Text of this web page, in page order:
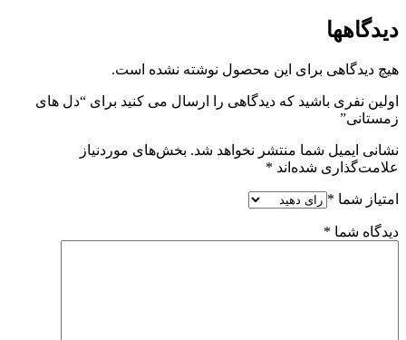
دیدگاهها
هیچ دیدگاهی برای این محصول نوشته نشده است.
اولین نفری باشید که دیدگاهی را ارسال می کنید برای “دل های
زمستانی”
نشانی ایمیل شما منتشر نخواهد شد. بخش‌های موردنیاز
علامت‌گذاری شده‌اند *
امتیاز شما *
دیدگاه شما *